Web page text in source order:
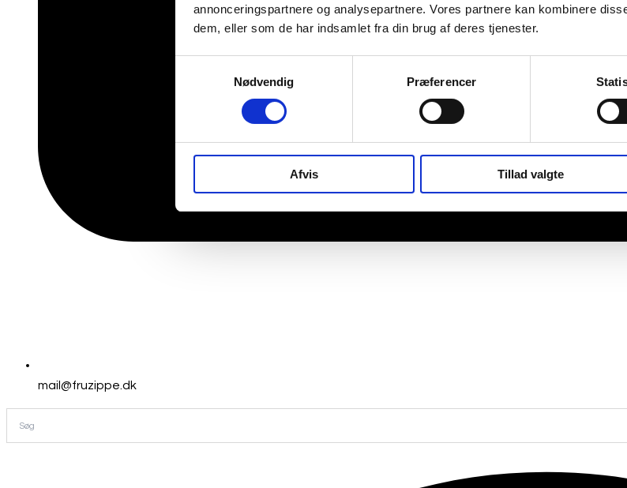
annonceringspartnere og analysepartnere. Vores partnere kan kombinere
dem, eller som de har indsamlet fra din brug af deres tjenester.
Nødvendig
Præferencer
Afvis Tillad valgte
mail@fruzippe.dk